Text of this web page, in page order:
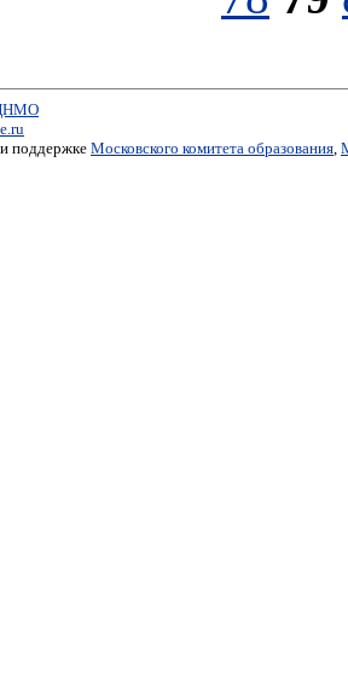
поддержке Московского комитета образования,